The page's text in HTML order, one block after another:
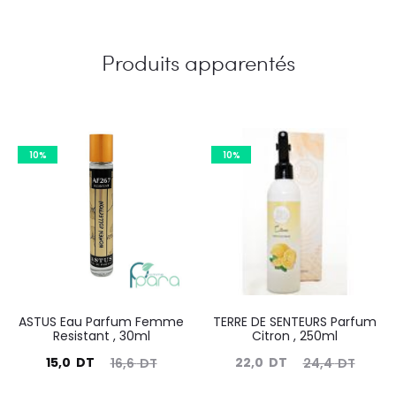
Produits apparentés
10%
ASTUS Eau Parfum Femme
Resistant , 30ml
16,6DT
Le
15,0 DT
Le
10%
TERRE DE SENTEURS Parfum
Citron , 250ml
24,4DT
Le
22,0 DT